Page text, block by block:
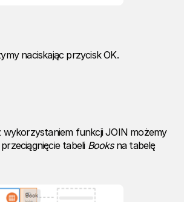
naciskając przycisk OK.
wykorzystaniem funkcji JOIN możemy
tabeli Booksna tabelę